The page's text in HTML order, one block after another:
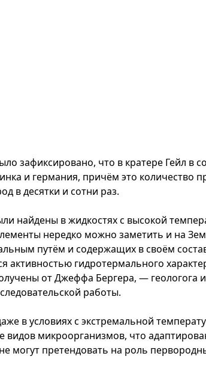
зафиксировано, что в кратере Гейл в
и германия, причём это количество
в десятки и сотни раз.
найдены в жидкостях с высокой
нередко можно заметить и на
путём и содержащих в своём
активностью гидротермального
от Джеффа Бергера, — геологога
работы.
в условиях с экстремальной
микроорганизмов, что
могут претендовать на роль